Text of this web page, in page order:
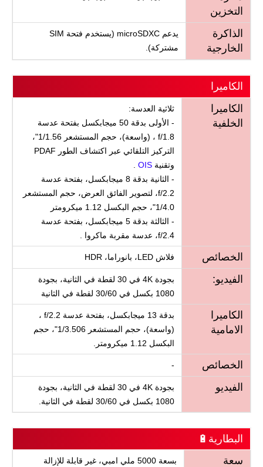
التخزين
الذاكرة
الخارجية
يدعم microSDXC (يستخدم فتحة SIM
مشتركة).
الكاميرا
الكاميرا
الخلفية
ثلاثية العدسة:
- الأولى بدقة 50 ميجابكسل بفتحة عدسة
f/1.8 ، (واسعة)، حجم المستشعر 1/1.56"،
التركيز التلقائي عبر اكتشاف الطور PDAF
وتقنية OIS
- الثانية بدقة 8 ميجابكسل، بفتحة عدسة
f/2.2، لتصوير الفائق العرض، حجم المستشعر
1/4.0"، حجم البكسل 1.12 ميكرومتر
- الثالثة بدقة 5 ميجابكسل، بفتحة عدسة
f/2.4، عدسة مقربة ماكروا .
الخصائص فلاش LED، بانوراما، HDR
الفيديو:
بجودة 4K في 30 لقطة في الثانية، بجودة
1080 بكسل في 30/60 لقطة في الثانية
الكاميرا
الامامية
بدقة 13 ميجابكسل، بفتحة عدسة f/2.2 ،
(واسعة)، حجم المستشعر 1/3.506"، حجم
البكسل 1.12 ميكرومتر.
الخصائص -
الفيديو
بجودة 4K في 30 لقطة في الثانية، بجودة
1080 بكسل في 30/60 لقطة في الثانية.
البطارية🔋
سعة
بسعة 5000 ملي امبي، غير قابلة للإزالة